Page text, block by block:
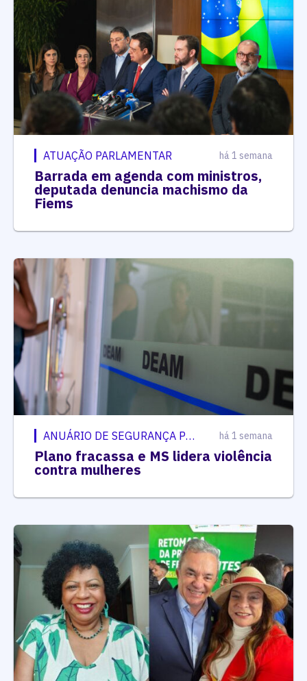
ATUAÇÃO PARLAMENTAR há 1 semana
Barrada em agenda com ministros,
deputada denuncia machismo da
Fiems
ANUÁRIO DE SEGURANÇA PÚBLICA há 1 semana
Plano fracassa e MS lidera violência
contra mulheres